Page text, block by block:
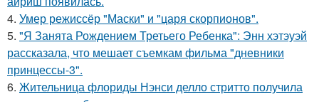
4. Умер режиссёр "Маски" и "царя скорпионов".
5. "Я Занята Рождением Третьего Ребенка": Энн хэтэуэй
рассказала, что мешает съемкам фильма "дневники
принцессы-3".
6. Жительница флориды Нэнси делло стритто получила